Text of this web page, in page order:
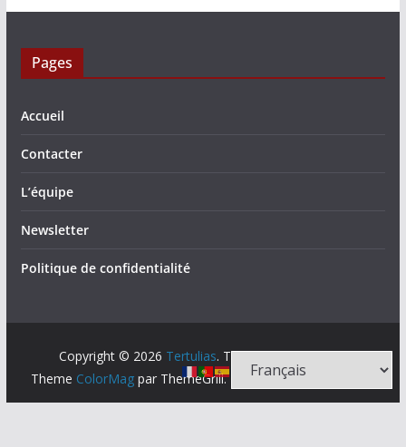
Pages
Accueil
Contacter
L’équipe
Newsletter
Politique de confidentialité
Copyright © 2026 Tertulias. Tous droits réservés.
Theme ColorMagpar ThemeGrill. Propulsé par